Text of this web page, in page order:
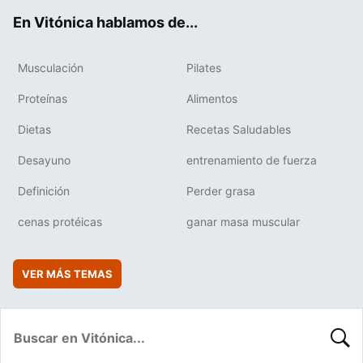
En Vitónica hablamos de...
Musculación Pilates
Proteínas Alimentos
Dietas Recetas Saludables
Desayuno entrenamiento de fuerza
Definición Perder grasa
cenas protéicas ganar masa muscular
VER MÁS TEMAS